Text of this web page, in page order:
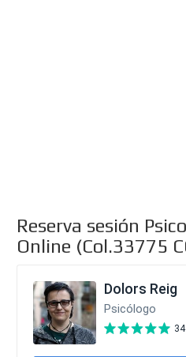
Reserva sesión
Online (Col.33775